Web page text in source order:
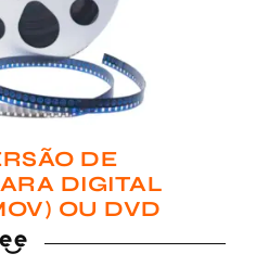
DE
DIGITAL
OU DVD